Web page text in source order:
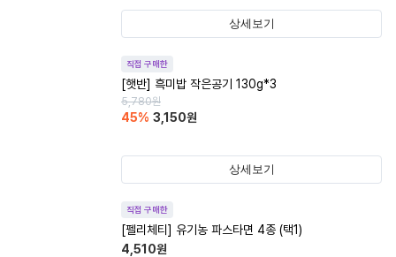
상세보기
직접 구매한
[햇반] 흑미밥 작은공기 130g*3
5,780원
45% 3,150원
상세보기
직접 구매한
[펠리체티] 유기농 파스타면 4종 (택1)
4,510원